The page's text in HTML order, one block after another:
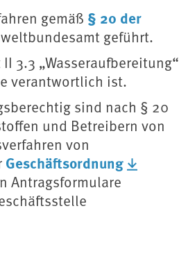
gemäß § 20 der
geführt.
3.3 „Wasseraufbereitung“
verantwortlich ist.
sind nach § 20
und Betreibern von
von
Geschäftsordnung
Antragsformulare